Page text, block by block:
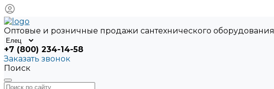
Оптовые и розничные продажи сантехнического оборудования
+7 (800) 234-14-58
Заказать звонок
Поиск